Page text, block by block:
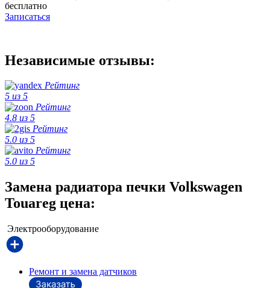
бесплатно
Записаться
Независимые отзывы:
Рейтинг
5 из 5
Рейтинг
4.8 из 5
Рейтинг
5.0 из 5
Рейтинг
5.0 из 5
Замена радиатора печки Volkswagen
Touareg цена:
Электрооборудование
Ремонт и замена датчиков